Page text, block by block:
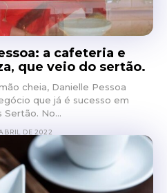
a cafeteria e
que veio do sertão.
cheia, Danielle Pessoa
que já é sucesso em
Sertão. No...
DE 2022